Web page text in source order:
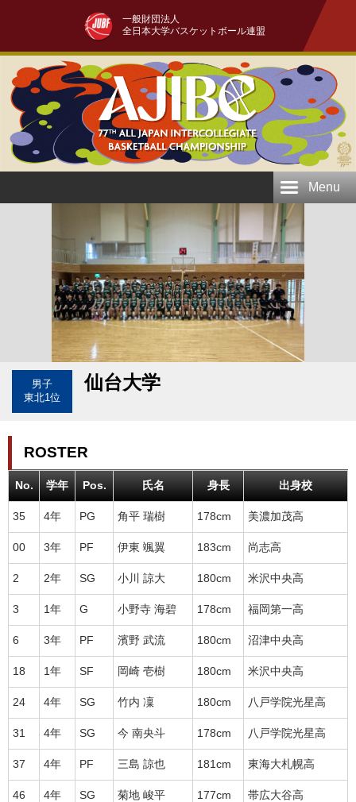
一般財団法人
全日本大学バスケットボール連盟
Menu
男子
東北1位
仙台大学
ROSTER
No. 学年 Pos. 氏名 身長 出身校
35 4年 PG 角平 瑞樹 178cm 美濃加茂高
00 3年 PF 伊東 颯翼 183cm 尚志高
2 2年 SG 小川 諒大 180cm 米沢中央高
3 1年 G 小野寺 海碧 178cm 福岡第一高
6 3年 PF 濱野 武流 180cm 沼津中央高
18 1年 SF 岡崎 壱樹 180cm 米沢中央高
24 4年 SG 竹内 凜 180cm 八戸学院光星高
31 4年 SG 今 南央斗 178cm 八戸学院光星高
37 4年 PF 三島 諒也 181cm 東海大札幌高
46 4年 SG 菊地 峻平 177cm 帯広大谷高